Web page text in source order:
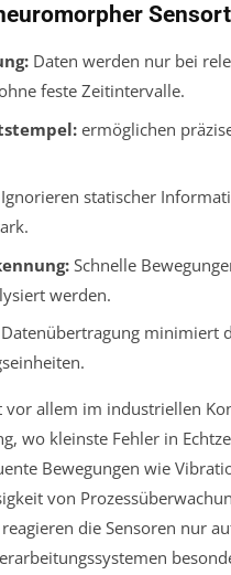
Daten werden nur bei
feste Zeitintervalle.
ermöglichen
statischer
Schnelle
werden.
minimiert
vor allem im industriellen
wo kleinste Fehler in
Bewegungen wie
von
die Sensoren nur